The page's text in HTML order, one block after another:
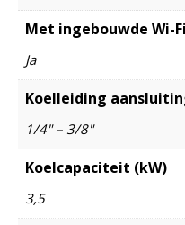
Met ingebouwde Wi-Fi
Ja
Koelleiding
1/4" – 3/8"
Koelcapaciteit (kW)
3,5